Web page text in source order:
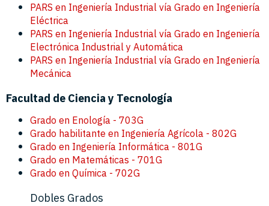
PARS en Ingeniería Industrial vía Grado en Ingeniería
Eléctrica
PARS en Ingeniería Industrial vía Grado en Ingeniería
Electrónica Industrial y Automática
PARS en Ingeniería Industrial vía Grado en Ingeniería
Mecánica
Facultad de Ciencia y Tecnología
Grado en Enología - 703G
Grado habilitante en Ingeniería Agrícola - 802G
Grado en Ingeniería Informática - 801G
Grado en Matemáticas - 701G
Grado en Química - 702G
Dobles Grados